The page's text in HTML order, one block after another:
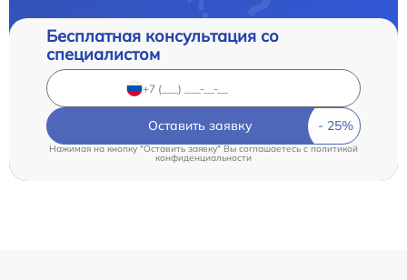
Бесплатная консультация со
специалистом
Оставить заявку
Нажимая на кнопку "Оставить заявку" Вы соглашаетесь c политикой
конфиденциальности